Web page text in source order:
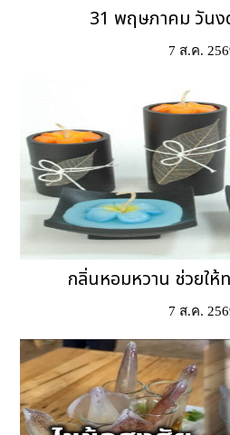
31 พฤษภาคม วันง
7 ส.ค.
กลิ่นหอมหวาน ช่วยให้
7 ส.ค.